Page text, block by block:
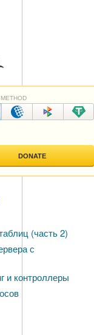
(часть 2)
с
и контроллеры